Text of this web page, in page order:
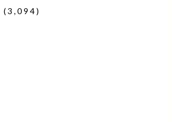
(3,094)